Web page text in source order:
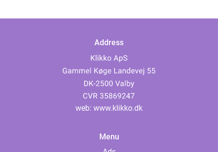
Address
web: www.klikko.dk
Menu